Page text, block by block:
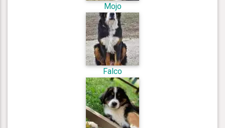
Mojo
Falco